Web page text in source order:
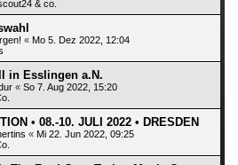
& co.
« Mo 5. Dez 2022, 12:04
in Esslingen a.N.
« So 7. Aug 2022, 15:20
• 08.-10. JULI 2022 • DRESDEN
« Mi 22. Jun 2022, 09:25